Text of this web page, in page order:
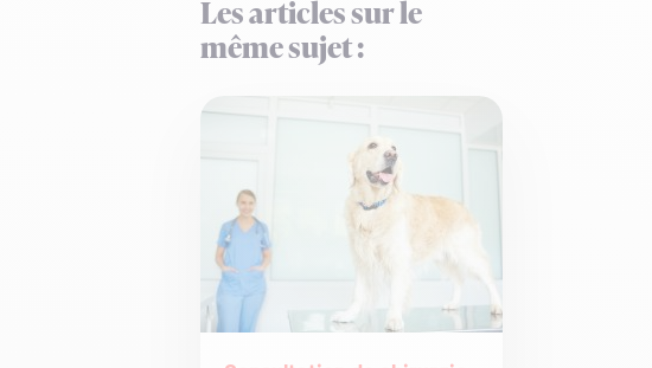
Les articles sur le
même sujet :